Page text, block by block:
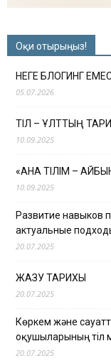
Оқи отырыңыз!
НЕГЕ БЛОГИНГ
05.07.2026
ТІЛ – ҰЛТТЫҢ
10.09.2025
«АНА ТІЛІМ –
10.09.2025
Развитие навыков
актуальные
20.07.2025
ЖАЗУ ТАРИХЫ
20.07.2025
Көркем және
оқушыларының тіл
20.07.2025